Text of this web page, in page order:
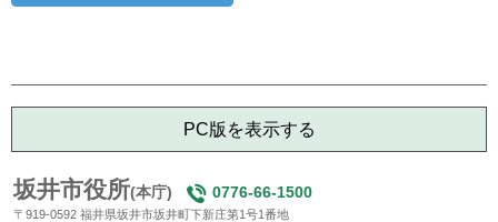
PC版を表示する
坂井市役所(本庁) 0776-66-1500
〒919-0592 福井県坂井市坂井町下新庄第1号1番地